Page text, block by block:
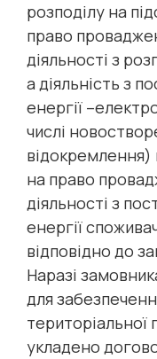
розподілу на
право
діяльності з
а діяльність з
енергії
числі
відокремлення)
на право
діяльності з
енергії
відповідно до
Наразі
для
укладено